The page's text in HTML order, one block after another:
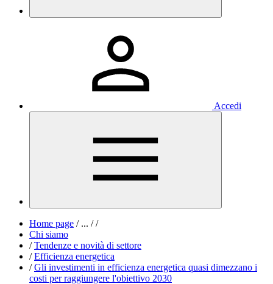
Accedi
Home page /... / /
Chi siamo
/ Tendenze e novità di settore
/ Efficienza energetica
/ Gli investimenti in efficienza energetica quasi dimezzano i
costi per raggiungere l'obiettivo 2030